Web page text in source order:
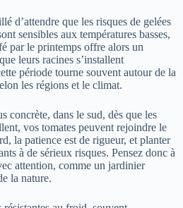
d’attendre que les risques de gelées
sensibles aux températures basses,
par le printemps offre alors un
leurs racines s’installent
période tourne souvent autour de la
les régions et le climat.
concrète, dans le sud, dès que les
vos tomates peuvent rejoindre le
la patience est de rigueur, et planter
à de sérieux risques. Pensez donc à
attention, comme un jardinier
la nature.